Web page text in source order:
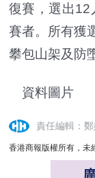
復賽，選出12
賽者。所有獲
攀包山架及防
資料圖片
責任編輯：
香港商報版權所有，未